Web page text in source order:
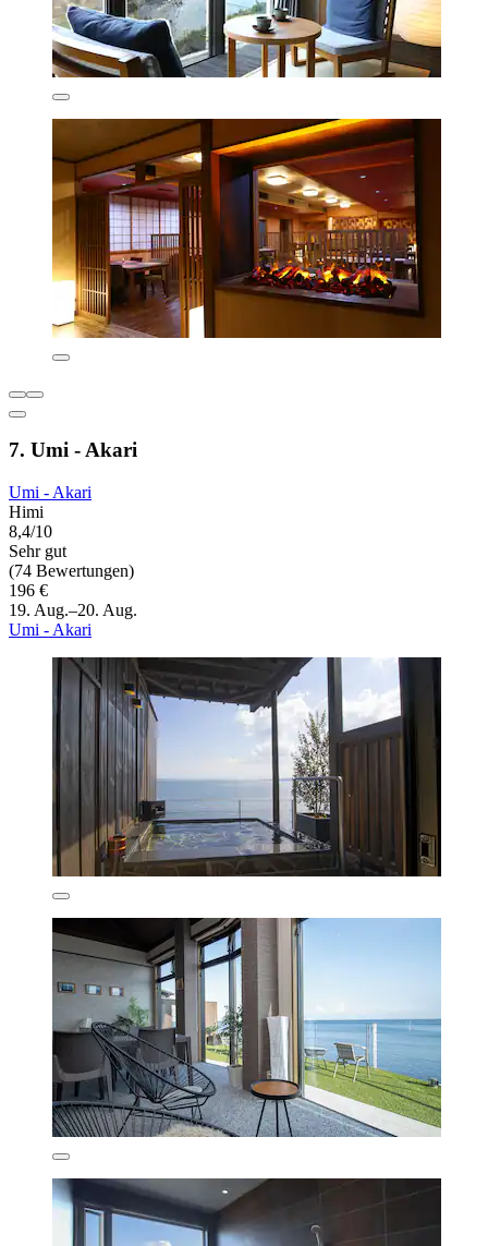
7. Umi - Akari
Umi - Akari
Himi
8,4/10
Sehr gut
(74 Bewertungen)
196 €
19. Aug.–20. Aug.
Umi - Akari